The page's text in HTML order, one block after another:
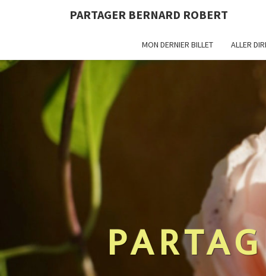
PARTAGER BERNARD ROBERT
MON DERNIER BILLET ALLER